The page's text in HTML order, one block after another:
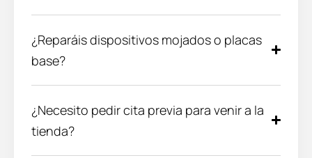
¿Reparáis dispositivos mojados o placas
base?
¿Necesito pedir cita previa para venir a la
tienda?